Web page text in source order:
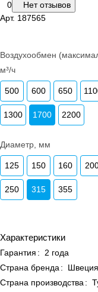
0
Нет отзывов
Арт. 187565
Воздухообмен
м³/ч
500 600 650
1300 1700 2200
Диаметр, мм
125 150 160
250 315 355
Характеристики
Гарантия :
2 года
Страна бренда :
Швеция
Страна производства :